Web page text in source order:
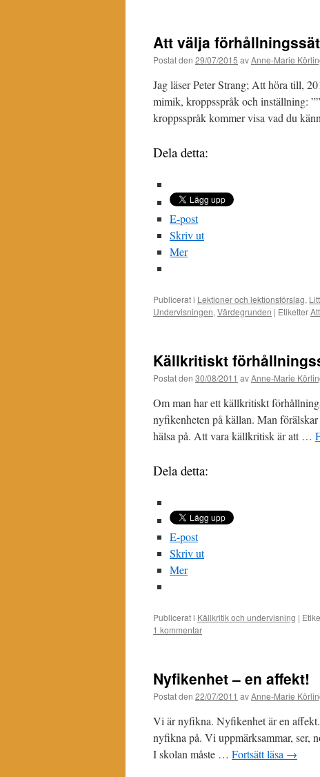
Att välja
Postat den 29/07/2015 avAnne-Marie
Jag läser Peter Strang; Att höra till,
mimik, kroppsspråk och inställning:
kroppsspråk kommer visa vad du
Dela detta:
E-post
Skriv ut
Mer
Publicerat i Lektioner och lektionsförslag,
Undervisningen, Värdegrunden | Etiketter
Källkritiskt
Postat den 30/08/2011 avAnne-Marie
Om man har ett källkritiskt
nyfikenheten på källan. Man
hälsa på. Att vara källkritisk är att …
Dela detta:
E-post
Skriv ut
Mer
Publicerat i Källkritik och undervisning |
1 kommentar
Nyfikenhet – en affekt!
Postat den 22/07/2011 avAnne-Marie
Vi är nyfikna. Nyfikenhet är en
nyfikna på. Vi uppmärksammar, ser,
I skolan måste … Fortsätt läsa →